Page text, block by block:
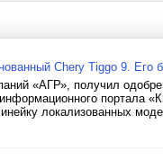
Chery Tiggo 9.
«АГР», получил
портала
локализованных